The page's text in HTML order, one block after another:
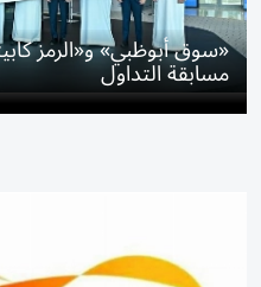
«سوق أبوظبي» و«الرمز
مسابقة التداول